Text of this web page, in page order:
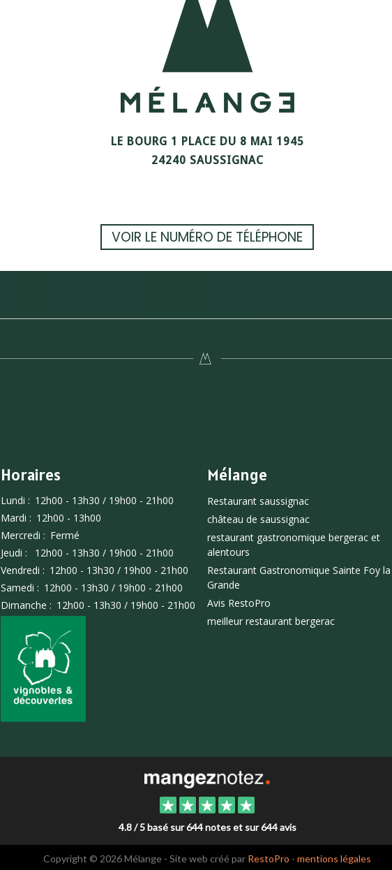
LE BOURG 1 PLACE DU 8 MAI 1945
24240 SAUSSIGNAC
VOIR LE NUMÉRO DE TÉLÉPHONE
Horaires
Lundi : 12h00 - 13h30 / 19h00 - 21h00
Mardi : 12h00 - 13h00
Mercredi : Fermé
Jeudi :
12h00 - 13h30 / 19h00 - 21h00
Vendredi : 12h00 - 13h30 / 19h00 - 21h00
Samedi : 12h00 - 13h30 / 19h00 - 21h00
Dimanche : 12h00 - 13h30 / 19h00 - 21h00
Mélange
Restaurant saussignac
château de saussignac
restaurant gastronomique bergerac et
alentours
Restaurant Gastronomique Sainte Foy la
Grande
Avis RestoPro
meilleur restaurant bergerac
4.8 / 5 basé sur 644 notes et sur 644 avis
Copyright © 2026 Mélange - Site web créé par RestoPro - mentions légales